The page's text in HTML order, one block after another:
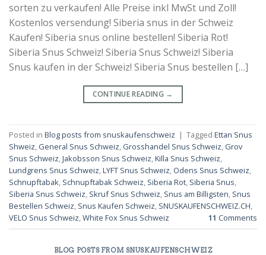
sorten zu verkaufen! Alle Preise inkl MwSt und Zoll!
Kostenlos versendung! Siberia snus in der Schweiz
Kaufen! Siberia snus online bestellen! Siberia Rot!
Siberia Snus Schweiz! Siberia Snus Schweiz! Siberia
Snus kaufen in der Schweiz! Siberia Snus bestellen […]
CONTINUE READING →
Posted in Blog posts from snuskaufenschweiz | Tagged Ettan Snus
Shweiz, General Snus Schweiz, Grosshandel Snus Schweiz, Grov
Snus Schweiz,Jakobsson Snus Schweiz,Killa Snus Schweiz,
Lundgrens Snus Schweiz,LYFT Snus Schweiz, Odens Snus Schweiz,
Schnupftabak, Schnupftabak Schweiz, Siberia Rot, Siberia Snus,
Siberia Snus Schweiz, Skruf Snus Schweiz, Snus am Billigsten, Snus
Bestellen Schweiz, Snus Kaufen Schweiz, SNUSKAUFENSCHWEIZ.CH,
VELO Snus Schweiz,White Fox Snus Schweiz 11 Comments
BLOG POSTS FROM SNUSKAUFENSCHWEIZ